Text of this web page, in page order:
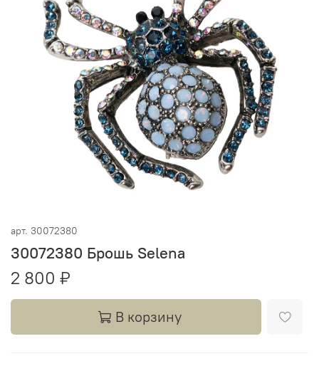
арт. 30072380
30072380 Брошь Selena
2 800 ₽
В корзину